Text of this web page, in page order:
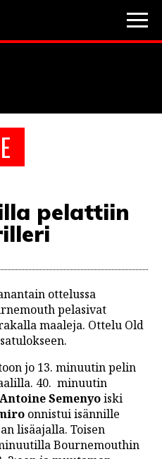
pelattiin
ottelussa
pelasivat
maaleja. Ottelu Old
jo 13. minuutin pelin
40. minuutin
Antoine Semenyoiski
onnistui isännille
lisäajalla. Toisen
Bournemouthin
Veikkausliiga